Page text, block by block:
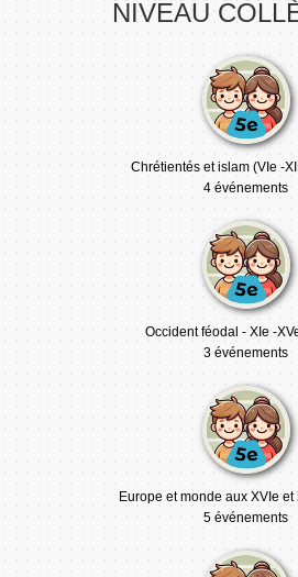
NIVEAU
Chrétientés et islam (VIe -
4 événements
Occident féodal - XIe -
3 événements
Europe et monde aux XVIe et
5 événements